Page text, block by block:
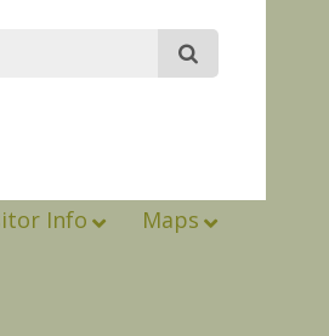
Info Maps